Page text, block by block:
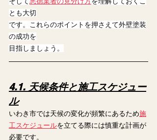
とも大切
です。これらのポイントを押さえて外壁塗装
の成功を
目指しましょう。
4.1. 天候条件と施工スケジュー
ル
いわき市では天候の変化が頻繁にあるため施
工スケジュールを立てる際には慎重な計画が
必要です。